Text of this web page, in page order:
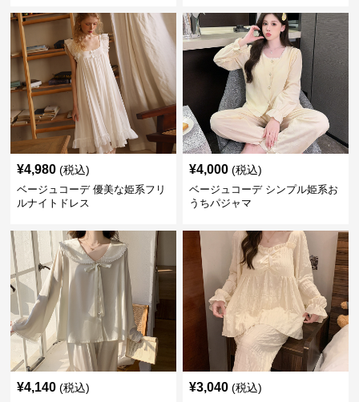
¥4,980 (税込)
ベージュコーデ 優美な姫系フリ
ルナイトドレス
¥4,000 (税込)
ベージュコーデ シンプル姫系お
うちパジャマ
¥4,140 (税込) ¥3,040 (税込)